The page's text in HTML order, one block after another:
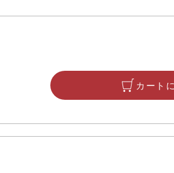
カート